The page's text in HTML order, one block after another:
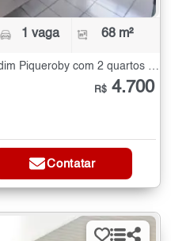
1 vaga 68 m²
Apartamento para Alugar no Jardim Piqueroby com 2 quartos - 68 m²
R$ 4.700
Contatar